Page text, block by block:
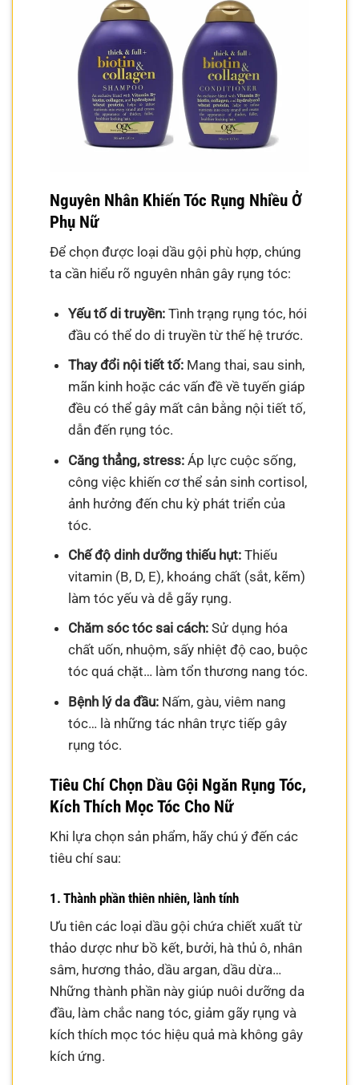
Nguyên Nhân Khiến Tóc Rụng Nhiều Ở
Phụ Nữ
Để chọn được loại dầu gội phù hợp, chúng
ta cần hiểu rõ nguyên nhân gây rụng tóc:
Yếu tố di truyền:Tình trạng rụng tóc, hói
đầu có thể do di truyền từ thế hệ trước.
Thay đổi nội tiết tố:Mang thai, sau sinh,
mãn kinh hoặc các vấn đề về tuyến giáp
đều có thể gây mất cân bằng nội tiết tố,
dẫn đến rụng tóc.
Căng thẳng, stress:Áp lực cuộc sống,
công việc khiến cơ thể sản sinh cortisol,
ảnh hưởng đến chu kỳ phát triển của
tóc.
Chế độ dinh dưỡng thiếu hụt:Thiếu
vitamin (B, D, E), khoáng chất (sắt, kẽm)
làm tóc yếu và dễ gãy rụng.
Chăm sóc tóc sai cách:Sử dụng hóa
chất uốn, nhuộm, sấy nhiệt độ cao, buộc
tóc quá chặt… làm tổn thương nang tóc.
Bệnh lý da đầu:Nấm, gàu, viêm nang
tóc… là những tác nhân trực tiếp gây
rụng tóc.
Tiêu Chí Chọn Dầu Gội Ngăn Rụng Tóc,
Kích Thích Mọc Tóc Cho Nữ
Khi lựa chọn sản phẩm, hãy chú ý đến các
tiêu chí sau:
1. Thành phần thiên nhiên, lành tính
Ưu tiên các loại dầu gội chứa chiết xuất từ
thảo dược như bồ kết, bưởi, hà thủ ô, nhân
sâm, hương thảo, dầu argan, dầu dừa…
Những thành phần này giúp nuôi dưỡng da
đầu, làm chắc nang tóc, giảm gãy rụng và
kích thích mọc tóc hiệu quả mà không gây
kích ứng.